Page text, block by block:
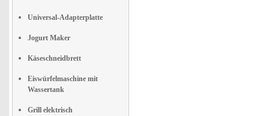
Universal-Adapterplatte
Jogurt Maker
Käseschneidbrett
Eiswürfelmaschine mit
Wassertank
Grill elektrisch